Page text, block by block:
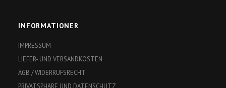
INFORMATIONER
IMPRESSUM
LIEFER- UND VERSANDKOSTEN
AGB / WIDERRUFSRECHT
PRIVATSPHÄRE UND DATENSCHUTZ